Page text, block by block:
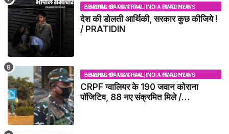
BHOPAL SAMACHAR | NO 1 HINDI NEWS PORTAL OF CENTRAL INDIA (MADHYA PRADESH)
देश की डोलती आर्थिकी, सरकार कुछ कीजिये !
/ PRATIDIN
BHOPAL SAMACHAR | NO 1 HINDI NEWS PORTAL OF CENTRAL INDIA (MADHYA PRADESH)
CRPF ग्वालियर के 190 जवान कोराना
पॉजिटिव, 88 नए संक्रमित मिले /